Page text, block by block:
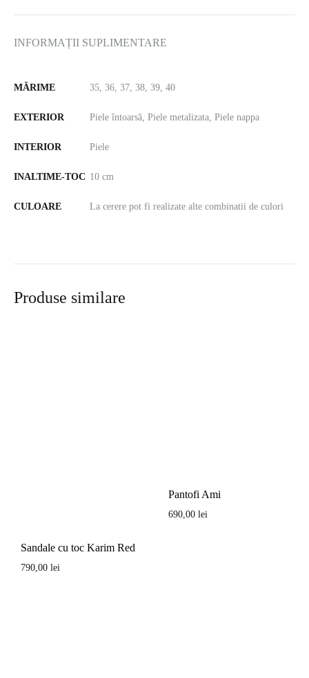
INFORMAȚII SUPLIMENTARE
MĂRIME 35, 36, 37, 38, 39, 40
EXTERIOR Piele întoarsă, Piele metalizata, Piele nappa
INTERIOR Piele
INALTIME-TOC 10 cm
CULOARE La cerere pot fi realizate alte combinatii de culori
Produse similare
Sandale cu toc Karim Red
790,00 lei
Pantofi Ami
690,00 lei